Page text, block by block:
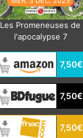
Les Promeneuses de
l'apocalypse 7
7,50€
7,50€
7,50€